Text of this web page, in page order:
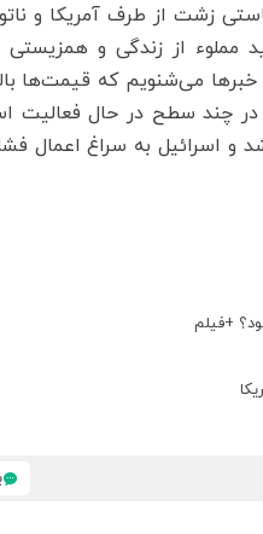
زشت از طرف آمریکا و
از زندگی و همزیستی
می‌شنویم که قیمت‌ها
چند سطح در حال فعالیت
اسرائیل به سراغ اعمال
+فیلم